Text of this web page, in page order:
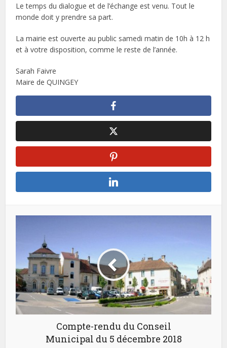
Le temps du dialogue et de l’échange est venu. Tout le
monde doit y prendre sa part.
La mairie est ouverte au public samedi matin de 10h à 12 h
et à votre disposition, comme le reste de l’année.
Sarah Faivre
Maire de QUINGEY
Compte-rendu du Conseil
Municipal du 5 décembre 2018